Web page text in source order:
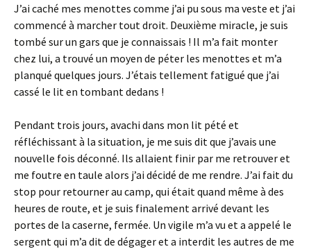
J’ai caché mes menottes comme j’ai pu sous ma veste et j’ai
commencé à marcher tout droit. Deuxième miracle, je suis
tombé sur un gars que je connaissais ! Il m’a fait monter
chez lui, a trouvé un moyen de péter les menottes et m’a
planqué quelques jours. J’étais tellement fatigué que j’ai
cassé le lit en tombant dedans !
Pendant trois jours, avachi dans mon lit pété et
réfléchissant à la situation, je me suis dit que j’avais une
nouvelle fois déconné. Ils allaient finir par me retrouver et
me foutre en taule alors j’ai décidé de me rendre. J’ai fait du
stop pour retourner au camp, qui était quand même à des
heures de route, et je suis finalement arrivé devant les
portes de la caserne, fermée. Un vigile m’a vu et a appelé le
sergent qui m’a dit de dégager et a interdit les autres de me